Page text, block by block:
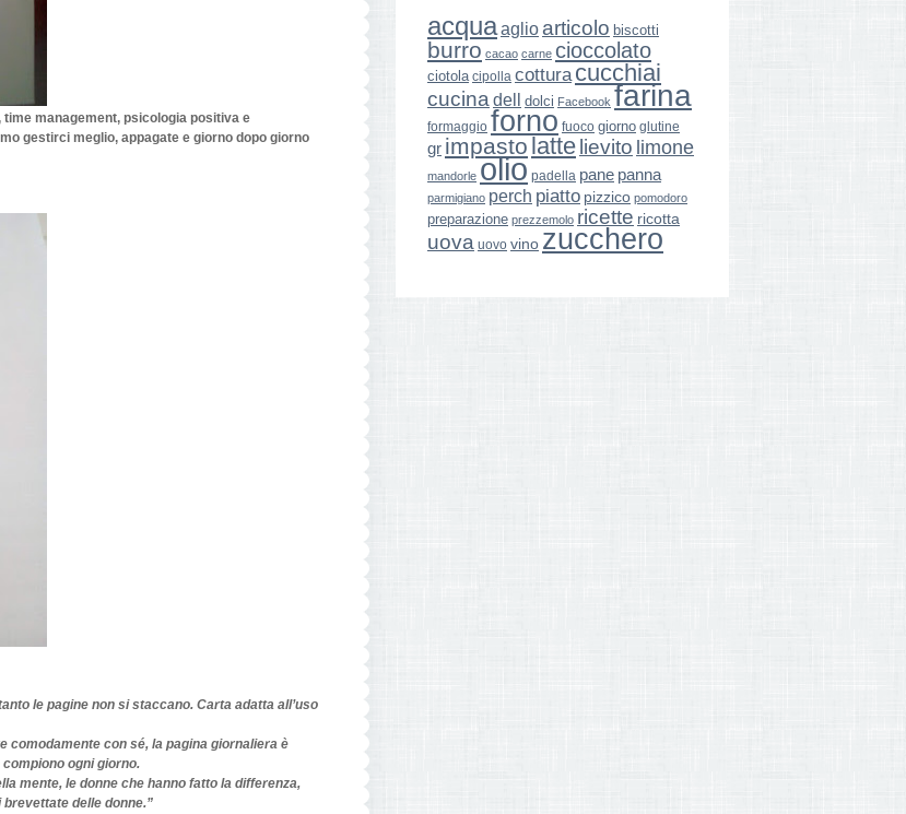
management, psicologia positiva e
gestirci meglio, appagate e giorno dopo giorno
le pagine non si staccano. Carta adatta all’uso
comodamente con sé, la pagina giornaliera è
ogni giorno.
mente, le donne che hanno fatto la differenza,
delle donne.”
acquaaglio articolo biscotti
burro cacao carne cioccolato
ciotola cipolla cottura cucchiai
cucina dell dolci Facebook farina
formaggio forno fuoco giorno glutine
gr impasto latte lievito limone
mandorle olio padella pane panna
parmigiano perch piatto pizzico pomodoro
preparazione prezzemolo ricette ricotta
uova uovo vino zucchero